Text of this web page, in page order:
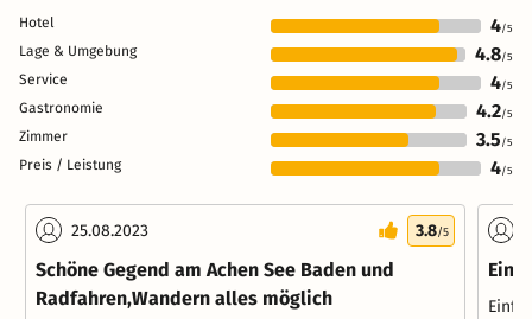
Hotel 4/5
Lage & Umgebung 4.8/5
Service 4/5
Gastronomie 4.2/5
Zimmer 3.5 /5
Preis / Leistung 4/5
25.08.2023 3.8/5
Schöne Gegend am Achen See Baden und
Radfahren,Wandern alles möglich
Ein